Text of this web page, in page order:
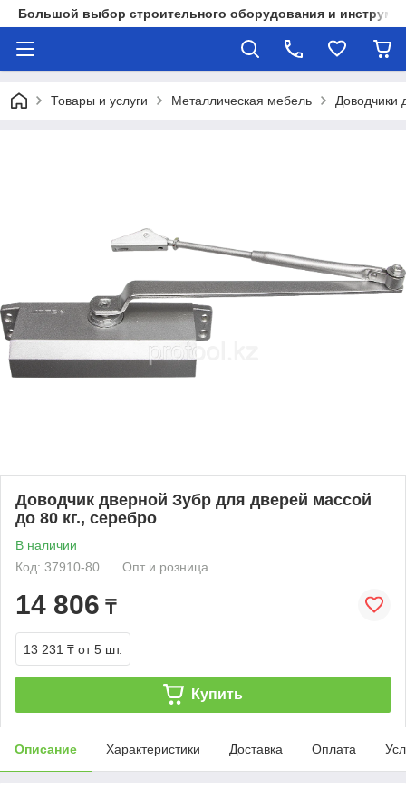
Большой выбор строительного оборудования и
Товары и услуги Металлическая мебель Доводчики
Доводчик дверной Зубр для дверей массой
до 80 кг., серебро
В наличии
Код: 37910-80
Опт и розница
14 806 ₸
13 231 ₸ от 5 шт.
Купить
Описание Характеристики Доставка Оплата